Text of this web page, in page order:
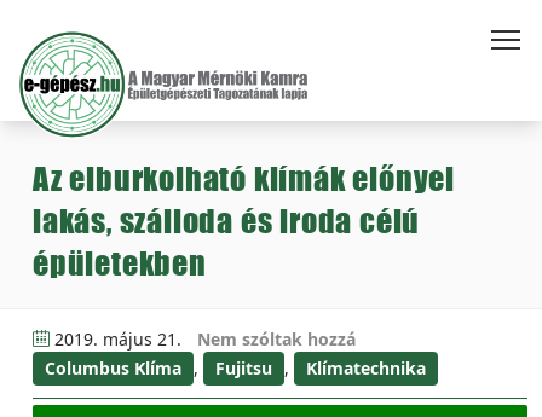
Az elburkolható klímák előnyei
lakás, szálloda és iroda célú
épületekben
2019. május 21.
Nem szóltak hozzá
Columbus Klíma , Fujitsu , Klímatechnika